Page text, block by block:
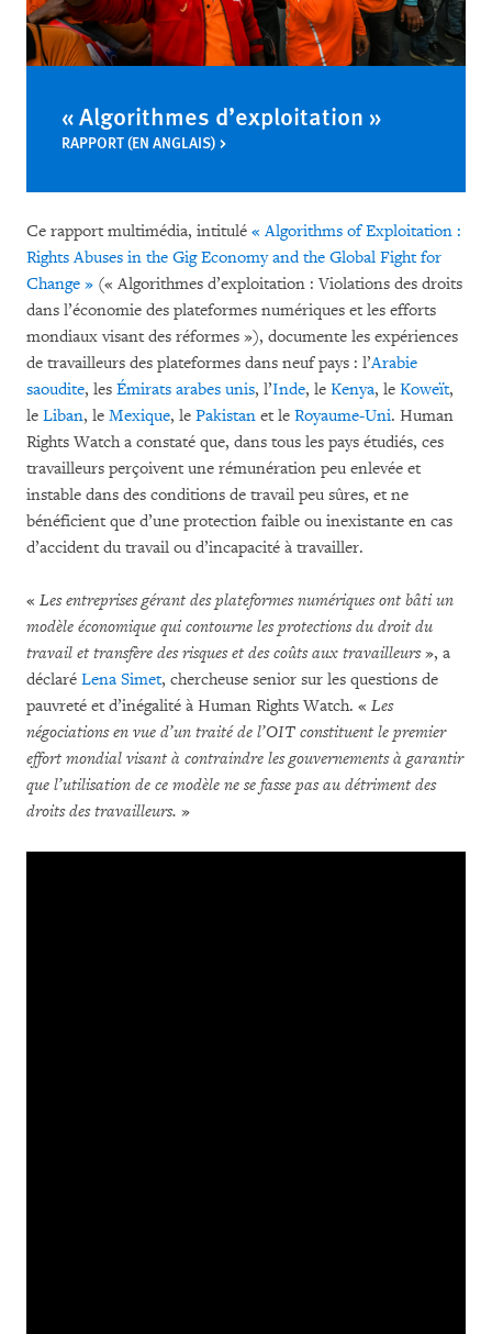
« Algorithmes d’exploitation »
RAPPORT (EN ANGLAIS)
Ce rapport multimédia, intitulé « Algorithms of Exploitation :
Rights Abuses in the Gig Economy and the Global Fight for
Change » (« Algorithmes d’exploitation : Violations des droits
dans l’économie des plateformes numériques et les efforts
mondiaux visant des réformes »), documente les expériences
de travailleurs des plateformes dans neuf pays : l’Arabie
saoudite, les Émirats arabes unis, l’Inde, le Kenya, le Koweït,
le Liban, le Mexique, le Pakistan et le Royaume-Uni. Human
Rights Watch a constaté que, dans tous les pays étudiés, ces
travailleurs perçoivent une rémunération peu enlevée et
instable dans des conditions de travail peu sûres, et ne
bénéficient que d’une protection faible ou inexistante en cas
d’accident du travail ou d’incapacité à travailler.
« Les entreprises gérant des plateformes numériques ont bâti un
modèle économique qui contourne les protections du droit du
travail et transfère des risques et des coûts aux travailleurs», a
déclaré Lena Simet, chercheuse senior sur les questions de
pauvreté et d’inégalité à Human Rights Watch. « Les
négociations en vue d’un traité de l’OIT constituent le premier
effort mondial visant à contraindre les gouvernements à garantir
que l’utilisation de ce modèle ne se fasse pas au détriment des
droits des travailleurs. »